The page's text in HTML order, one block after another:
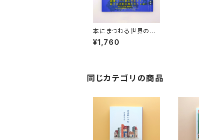
本にまつわる世界のこ
とば
¥1,760
同じカテゴリの商品